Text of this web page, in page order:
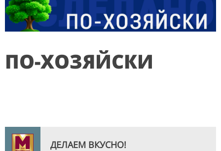
ПО-ХОЗЯЙСКИ
ДЕЛАЕМ ВКУСНО!